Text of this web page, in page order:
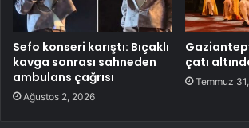
Sefo konseri karıştı: Bıçaklı
kavga sonrası sahneden
ambulans çağrısı
Ağustos 2, 2026
çatı
Temmuz